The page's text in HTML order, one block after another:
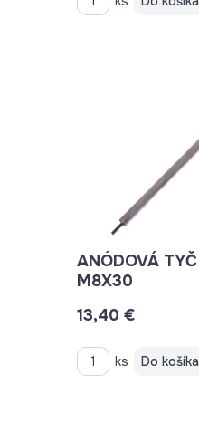
ANÓDOVÁ TYČ 22X420
M8X30
13,40 €
ks Do košíka